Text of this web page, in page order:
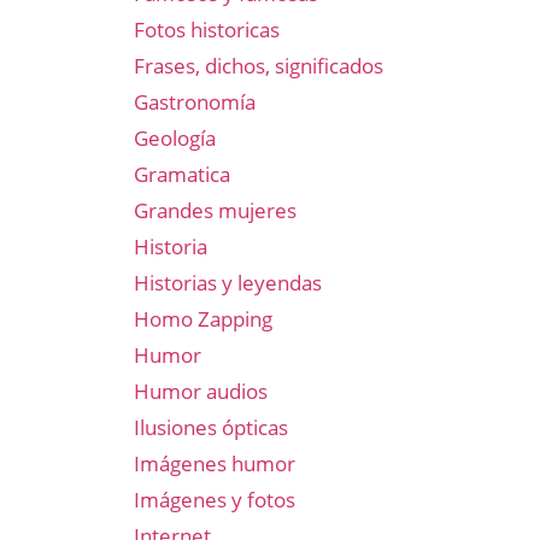
Fotos historicas
Frases, dichos, significados
Gastronomía
Geología
Gramatica
Grandes mujeres
Historia
Historias y leyendas
Homo Zapping
Humor
Humor audios
Ilusiones ópticas
Imágenes humor
Imágenes y fotos